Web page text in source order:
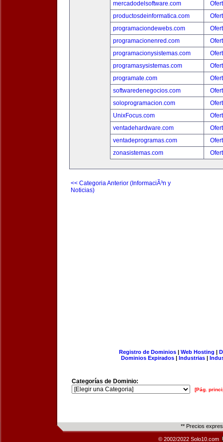
mercadodelsoftware.com
productosdeinformatica.com
programaciondewebs.com
programacionenred.com
programacionysistemas.com
programasysistemas.com
programate.com
softwaredenegocios.com
soloprogramacion.com
UnixFocus.com
ventadehardware.com
ventadeprogramas.com
zonasistemas.com
<< Categoria Anterior (InformaciÃ³n y
Noticias)
Registro de Dominios| Web Hosting |
Dominios Expirados | Industrias |
Categorías de Dominio:
[Pág.
** Precios
© 2002/2022 Solo10.com